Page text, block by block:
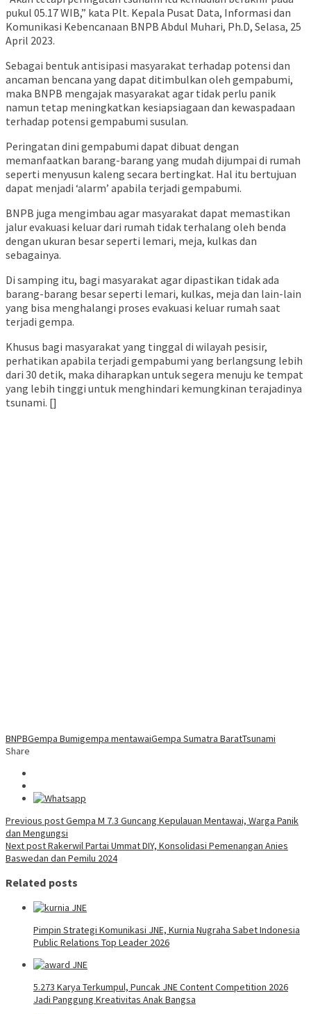
pukul 05.17 WIB,” kata Plt. Kepala Pusat Data, Informasi dan
Komunikasi Kebencanaan BNPB Abdul Muhari, Ph.D, Selasa, 25
April 2023.
Sebagai bentuk antisipasi masyarakat terhadap potensi dan
ancaman bencana yang dapat ditimbulkan oleh gempabumi,
maka BNPB mengajak masyarakat agar tidak perlu panik
namun tetap meningkatkan kesiapsiagaan dan kewaspadaan
terhadap potensi gempabumi susulan.
Peringatan dini gempabumi dapat dibuat dengan
memanfaatkan barang-barang yang mudah dijumpai di rumah
seperti menyusun kaleng secara bertingkat. Hal itu bertujuan
dapat menjadi ‘alarm’ apabila terjadi gempabumi.
BNPB juga mengimbau agar masyarakat dapat memastikan
jalur evakuasi keluar dari rumah tidak terhalang oleh benda
dengan ukuran besar seperti lemari, meja, kulkas dan
sebagainya.
Di samping itu, bagi masyarakat agar dipastikan tidak ada
barang-barang besar seperti lemari, kulkas, meja dan lain-lain
yang bisa menghalangi proses evakuasi keluar rumah saat
terjadi gempa.
Khusus bagi masyarakat yang tinggal di wilayah pesisir,
perhatikan apabila terjadi gempabumi yang berlangsung lebih
dari 30 detik, maka diharapkan untuk segera menuju ke tempat
yang lebih tinggi untuk menghindari kemungkinan terajadinya
tsunami. []
BNPBGempa Bumigempa mentawaiGempa Sumatra BaratTsunami
Share
Post
navigation
Previous postGempa M 7.3 Guncang Kepulauan Mentawai, Warga Panik
dan Mengungsi
Next postRakerwil Partai Ummat DIY, Konsolidasi Pemenangan Anies
Baswedan dan Pemilu 2024
Related posts
Pimpin Strategi Komunikasi JNE, Kurnia Nugraha Sabet Indonesia
Public Relations Top Leader 2026
5.273 Karya Terkumpul, Puncak JNE Content Competition 2026
Jadi Panggung Kreativitas Anak Bangsa